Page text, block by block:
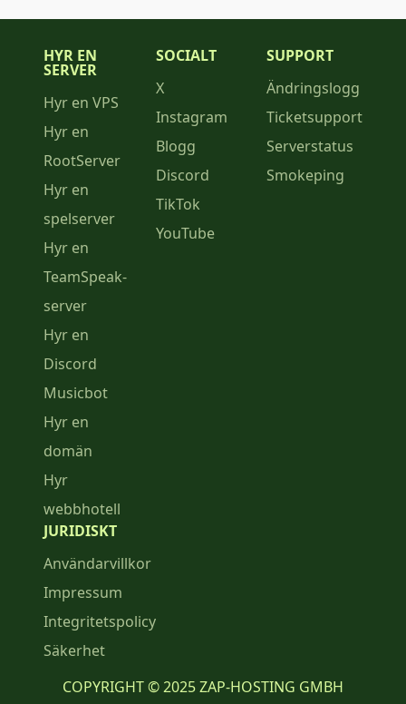
HYR EN
SERVER
Hyr en VPS
Hyr en
RootServer
Hyr en
spelserver
Hyr en
TeamSpeak-
server
Hyr en
Discord
Musicbot
Hyr en
domän
Hyr
webbhotell
SOCIALT
X
Instagram
Blogg
Discord
TikTok
YouTube
SUPPORT
Ändringslogg
Ticketsupport
Serverstatus
Smokeping
JURIDISKT
Användarvillkor
Impressum
Integritetspolicy
Säkerhet
COPYRIGHT © 2025 ZAP-HOSTING GMBH